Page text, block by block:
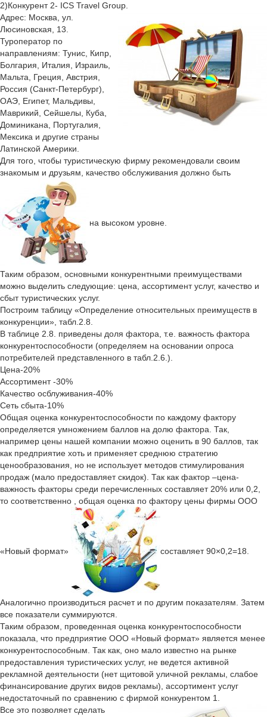
2)Конкурент 2- ICS Travel Group.
Адрес: Москва, ул.
Люсиновская, 13.
Туроператор по
направлениям: Тунис, Кипр,
Болгария, Италия, Израиль,
Мальта, Греция, Австрия,
Россия (Санкт-Петербург),
ОАЭ, Египет, Мальдивы,
Маврикий, Сейшелы, Куба,
Доминикана, Португалия,
Мексика и другие страны
Латинской Америки.
Для того, чтобы туристическую фирму рекомендовали своим
знакомым и друзьям, качество обслуживания должно быть
на высоком уровне.
Таким образом, основными конкурентными преимуществами
можно выделить следующие: цена, ассортимент услуг, качество и
сбыт туристических услуг.
Построим таблицу «Определение относительных преимуществ в
конкуренции», табл.2.8.
В таблице 2.8. приведены доля фактора, т.е. важность фактора
конкурентоспособности (определяем на основании опроса
потребителей представленного в табл.2.6.).
Цена-20%
Ассортимент -30%
Качество осблуживания-40%
Сеть сбыта-10%
Общая оценка конкурентоспособности по каждому фактору
определяется умножением баллов на долю фактора. Так,
например цены нашей компании можно оценить в 90 баллов, так
как предприятие хоть и применяет среднюю стратегию
ценообразования, но не использует методов стимулирования
продаж (мало предоставляет скидок). Так как фактор –цена-
важность факторы среди перечисленных составляет 20% или 0,2,
то соответственно , общая оценка по фактору цены фирмы ООО
«Новый формат» составляет 90×0,2=18.
Аналогично производиться расчет и по другим показателям. Затем
все показатели суммируются.
Таким образом, проведенная оценка конкурентоспособности
показала, что предприятие ООО «Новый формат» является менее
конкурентоспособным. Так как, оно мало известно на рынке
предоставления туристических услуг, не ведется активной
рекламной деятельности (нет щитовой уличной рекламы, слабое
финансирование других видов рекламы), ассортимент услуг
недостаточный по сравнению с фирмой конкурентом 1.
Все это позволяет сделать